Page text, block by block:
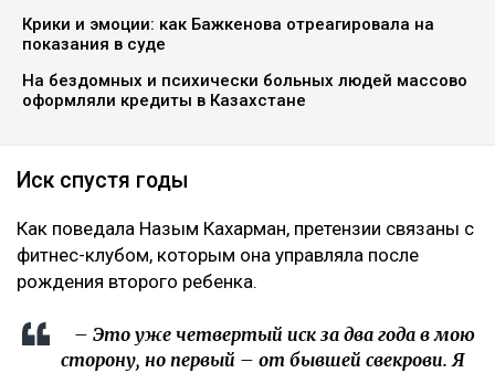
Крики и эмоции: как Бажкенова отреагировала на
показания в суде
На бездомных и психически больных людей массово
оформляли кредиты в Казахстане
Иск спустя годы
Как поведала Назым Кахарман, претензии связаны с
фитнес-клубом, которым она управляла после
рождения второго ребенка.
– Это уже четвертый иск за два года в мою
сторону, но первый – от бывшей свекрови. Я